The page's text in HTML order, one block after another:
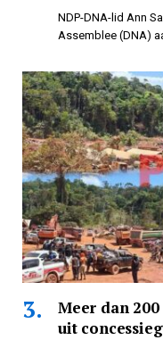
NDP-DNA-lid Ann
Assemblee (DNA)
Meer dan
uit